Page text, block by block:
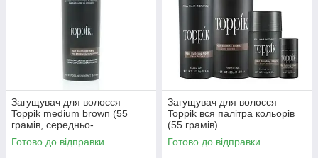
Загущувач для волосся
Toppik medium brown (55
грамів, середньо-
коричневий)
Готово до відправки
Загущувач для волосся
Toppik вся палітра кольорів
(55 грамів)
Готово до відправки